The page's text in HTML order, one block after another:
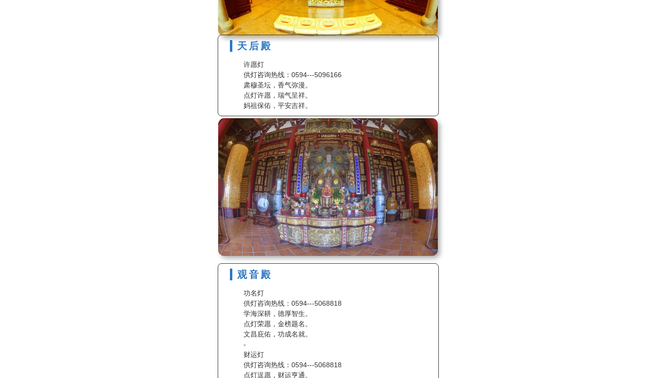
天后殿
许愿灯
供灯咨询热线：0594---5096166
肃穆圣坛，香气弥漫。
点灯许愿，瑞气呈祥。
妈祖保佑，平安吉祥。
观音殿
功名灯
供灯咨询热线：0594---5068818
学海深耕，德厚智生。
点灯荣愿，金榜题名。
文昌庇佑，功成名就。
-
财运灯
供灯咨询热线：0594---5068818
点灯逞愿，财运亨通。